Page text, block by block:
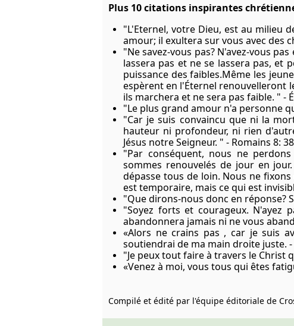
Plus 10 citations inspirantes
"L'Eternel, votre Dieu, est au milieu
amour; il exultera sur vous avec des
"Ne savez-vous pas? N'avez-vous
lassera pas et ne se lassera pas, et
puissance des faibles.Même les
espèrent en l'Éternel renouvelleront
ils marchera et ne sera pas faible. " -
"Le plus grand amour n'a personne
"Car je suis convaincu que ni la
hauteur ni profondeur, ni rien
Jésus notre Seigneur. " - Romains 8:
"Par conséquent, nous ne
sommes renouvelés de jour en
dépasse tous de loin. Nous ne
est temporaire, mais ce qui est
"Que dirons-nous donc en réponse?
"Soyez forts et courageux. N'ayez
abandonnera jamais ni ne vous
«Alors ne crains pas , car je suis
soutiendrai de ma main droite juste. -
"Je peux tout faire à travers le Christ
«Venez à moi, vous tous qui êtes
Compilé et édité par l'équipe éditoriale de